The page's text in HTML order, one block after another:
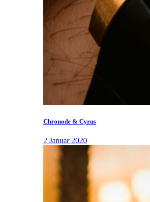
Chronode & Cyrus
2 Januar 2020